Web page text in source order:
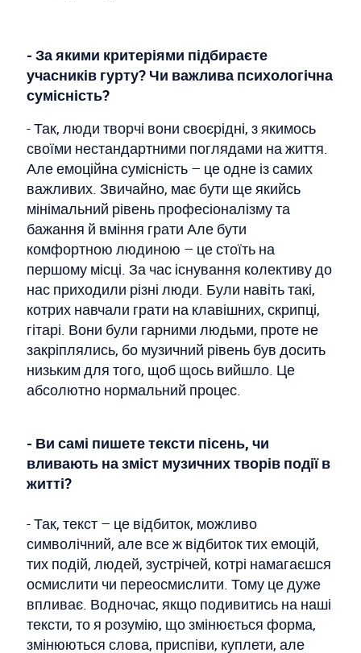
- За якими критеріями підбираєте
учасників гурту? Чи важлива психологічна
сумісність?
- Так, люди творчі вони своєрідні, з якимось
своїми нестандартними поглядами на життя.
Але емоційна сумісність – це одне із самих
важливих. Звичайно, має бути ще якийсь
мінімальний рівень професіоналізму та
бажання й вміння грати Але бути
комфортною людиною – це стоїть на
першому місці. За час існування колективу до
нас приходили різні люди. Були навіть такі,
котрих навчали грати на клавішних, скрипці,
гітарі. Вони були гарними людьми, проте не
закріплялись, бо музичний рівень був досить
низьким для того, щоб щось вийшло. Це
абсолютно нормальний процес.
- Ви самі пишете тексти пісень, чи
вливають на зміст музичних творів події в
житті?
- Так, текст – це відбиток, можливо
символічний, але все ж відбиток тих емоцій,
тих подій, людей, зустрічей, котрі намагаєшся
осмислити чи переосмислити. Тому це дуже
впливає. Водночас, якщо подивитись на наші
тексти, то я розумію, що змінюється форма,
змінюються слова, приспіви, куплети, але